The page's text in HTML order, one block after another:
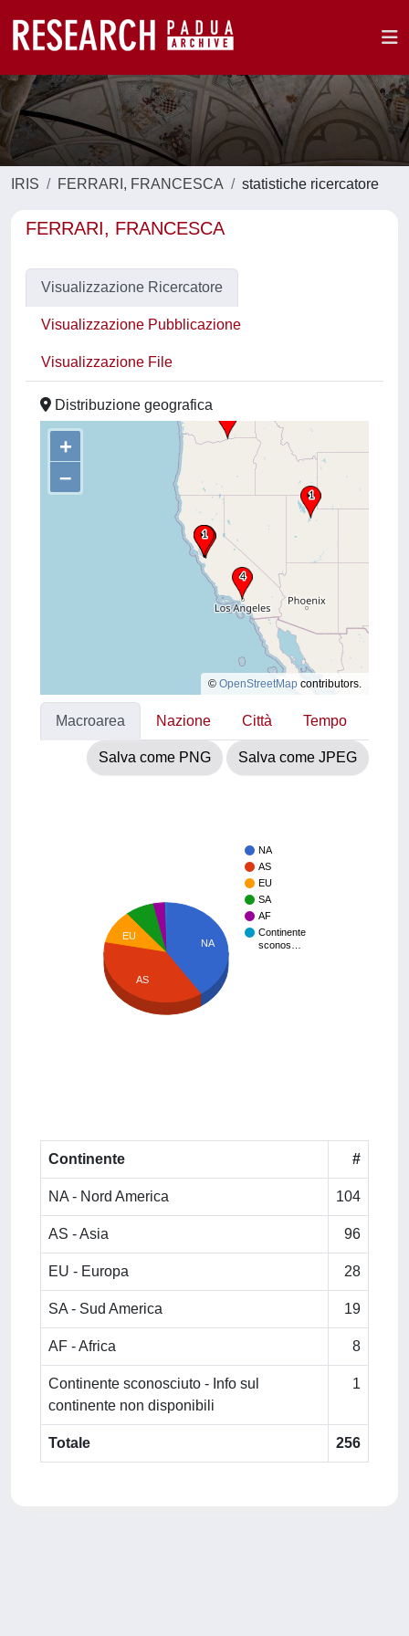
IRIS FERRARI, FRANCESCA statistiche ricercatore
FERRARI, FRANCESCA
Visualizzazione Ricercatore
Visualizzazione Pubblicazione
Visualizzazione File
Distribuzione geografica
+
–
© OpenStreetMap contributors.
Macroarea Nazione Città Tempo
Salva come PNG Salva come JPEG
NA
AS
EU
SA
AF
Continente
sconos…
NA
EU
AS
Continente #
NA - Nord America 104
AS - Asia 96
EU - Europa 28
SA - Sud America 19
AF - Africa 8
Continente sconosciuto - Info sul
continente non disponibili
1
Totale 256